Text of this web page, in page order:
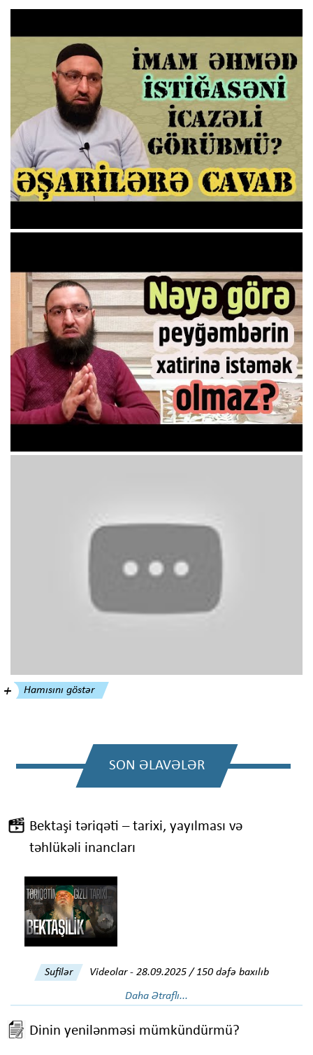
SON ƏLAVƏLƏR
Bektaşi təriqəti – tarixi, yayılması və
təhlükəli inancları
Sufilər Videolar- 28.09.2025 / 150 dəfə baxılıb
Daha Ətraflı...
Dinin yenilənməsi mümkündürmü?
Hamısını göstər